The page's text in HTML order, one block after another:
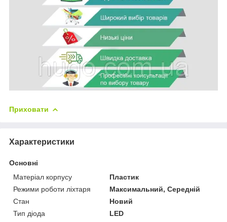
Приховати
Характеристики
Основні
Матеріал корпусу
Пластик
Режими роботи ліхтаря
Максимальний, Середній
Стан
Новий
Тип діода
LED